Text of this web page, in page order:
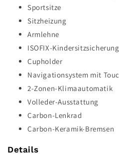
Sportsitze
Sitzheizung
Armlehne
ISOFIX-Kindersitzsicherung
Cupholder
Navigationsystem mit
2-Zonen-Klimaautomatik
Volleder-Ausstattung
Carbon-Lenkrad
Carbon-Keramik-Bremsen
Details